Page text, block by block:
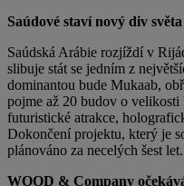
Saúdové staví nový div světa
Saúdská Arábie rozjíždí v
slibuje stát se jedním z
dominantou bude Mukaab,
pojme až 20 budov o
futuristické atrakce,
Dokončení projektu, který je
plánováno za necelých šest let.
WOOD & Company